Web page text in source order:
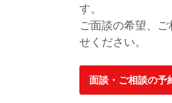
す。
ご面談の希望、
せください。
面談・ご相談の予